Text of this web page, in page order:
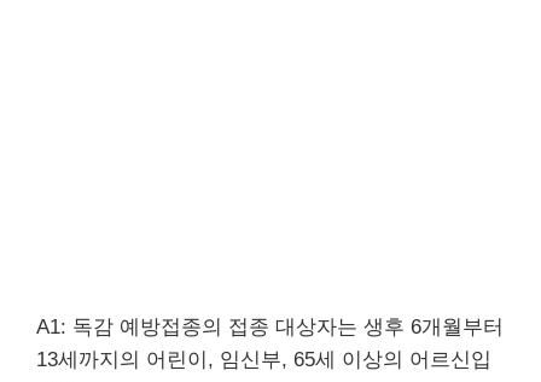
A1: 독감 예방접종의 접종 대상자는 생후 6개월부터
13세까지의 어린이, 임신부, 65세 이상의 어르신입